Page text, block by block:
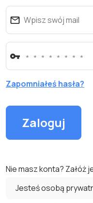
Zapomniałeś hasła?
Nie masz konta? Załóż
Jesteś osobą